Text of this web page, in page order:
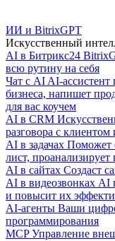
ИИ и BitrixGPT
Искусственный
AI в Битрикс24
всю рутину на себя
Чат с AI AI-ассистент
бизнеса, напишет
для вас коучем
AI в CRM
разговора с
AI в задачах Поможет
лист,
AI в сайтах Создаст
AI в видеозвонках AI
и повысит их
AI-агенты Ваши
программирования
MCP Управление